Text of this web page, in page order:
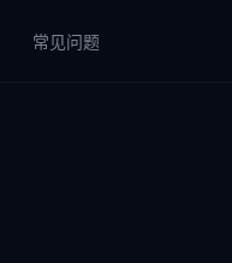
常见问题